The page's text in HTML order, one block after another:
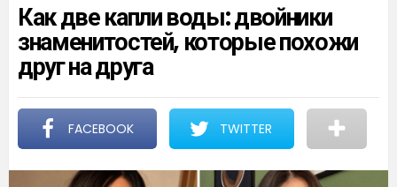
Как две капли воды: двойники
знаменитостей, которые похожи
друг на друга
FACEBOOK TWITTER